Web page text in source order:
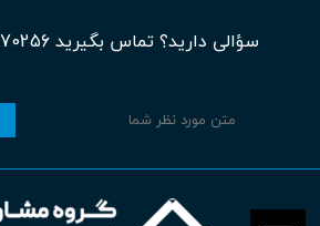
سؤالی دارید؟ تماس بگیرید 02188970256